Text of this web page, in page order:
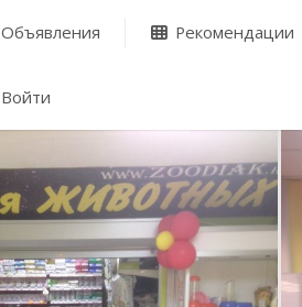
Объявления Рекомендации
Войти